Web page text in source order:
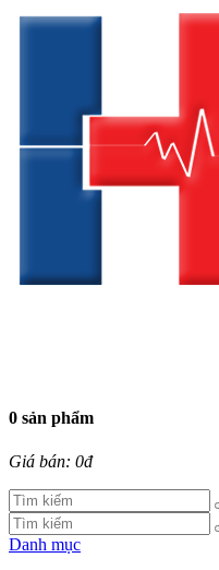
0 sản phẩm
Giá bán: 0đ
Danh mục